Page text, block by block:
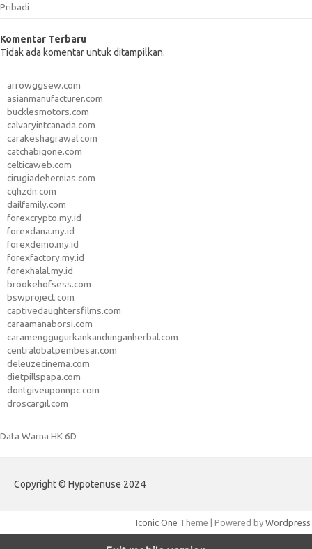
Pribadi
Komentar Terbaru
Tidak ada komentar untuk ditampilkan.
arrowggsew.com
asianmanufacturer.com
bucklesmotors.com
calvaryintcanada.com
carakeshagrawal.com
catchabigone.com
celticaweb.com
cirugiadehernias.com
cqhzdn.com
dailfamily.com
forexcrypto.my.id
forexdana.my.id
forexdemo.my.id
forexfactory.my.id
forexhalal.my.id
brookehofsess.com
bswproject.com
captivedaughtersfilms.com
caraamanaborsi.com
caramenggugurkankandunganherbal.com
centralobatpembesar.com
deleuzecinema.com
dietpillspapa.com
dontgiveuponnpc.com
droscargil.com
Data Warna HK 6D
Copyright © Hypotenuse 2024
Iconic One Theme | Powered by Wordpress